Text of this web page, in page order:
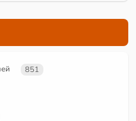
851